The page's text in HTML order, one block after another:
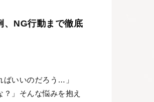
、NG行動まで徹底
ばいいのだろう…」
」そんな悩みを抱え